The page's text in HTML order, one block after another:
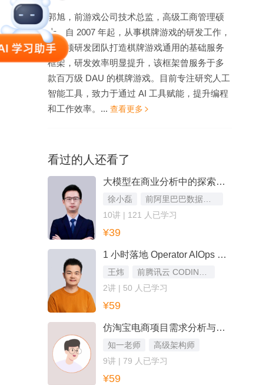
郭旭，前游戏公司技术总监，高级工商管理硕
士。自 2007 年起，从事棋牌游戏的研发工作，
曾带领研发团队打造棋牌游戏通用的基础服务
框架，研发效率明显提升，该框架曾服务于多
款百万级 DAU 的棋牌游戏。目前专注研究人工
智能工具，致力于通过 AI 工具赋能，提升编程
和工作效率。... 查看更多 
看过的人还看了
大模型在商业分析中的探索实践
徐小磊
10讲 | 121 人已学习
¥39
1 小时落地 Operator AIOps 最佳实践
王炜
2讲 | 50 人已学习
¥59
仿淘宝电商项目需求分析与技术选型
知一老师
高级架构师
9讲 | 79 人已学习
¥59